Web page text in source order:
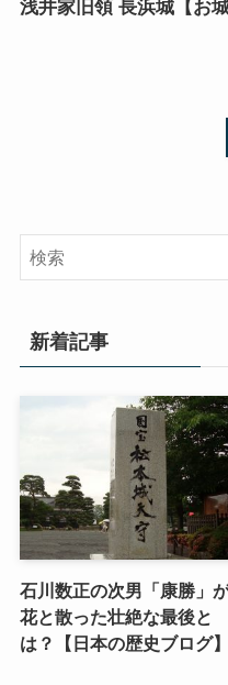
浅井家旧領 長浜城【お
新着記事
石川数正の次男「康勝」
花と散った壮絶な最後と
は？【日本の歴史ブログ】